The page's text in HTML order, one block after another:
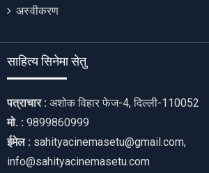
अस्वीकरण
साहित्य सिनेमा सेतु
पत्राचार : अशोक विहार फेज-4, दिल्ली-110052
मो. : 9899860999
ईमेल : sahityacinemasetu@gmail.com,
info@sahityacinemasetu.com